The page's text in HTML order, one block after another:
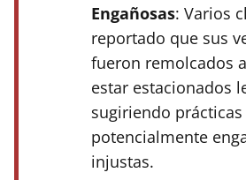
Engañosas: Varios
reportado que sus
fueron remolcados
estar estacionados
sugiriendo prácticas
potencialmente
injustas.